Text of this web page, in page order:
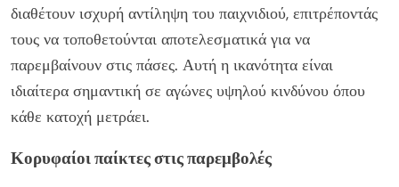
διαθέτουν ισχυρή αντίληψη του παιχνιδιού, επιτρέποντάς
τους να τοποθετούνται αποτελεσματικά για να
παρεμβαίνουν στις πάσες. Αυτή η ικανότητα είναι
ιδιαίτερα σημαντική σε αγώνες υψηλού κινδύνου όπου
κάθε κατοχή μετράει.
Κορυφαίοι παίκτες στις παρεμβολές